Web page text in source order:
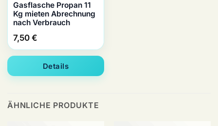
Gasflasche Propan 11
Kg mieten Abrechnung
nach Verbrauch
7,50 €
Details
ÄHNLICHE PRODUKTE